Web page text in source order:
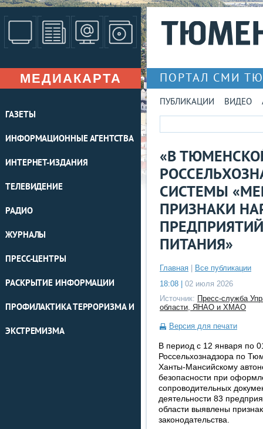
МЕДИАКАРТА
ГАЗЕТЫ
ИНФОРМАЦИОННЫЕ АГЕНТСТВА
ИНТЕРНЕТ-ИЗДАНИЯ
ТЕЛЕВИДЕНИЕ
РАДИО
ЖУРНАЛЫ
ПРЕСС-ЦЕНТРЫ
РАСКРЫТИЕ ИНФОРМАЦИИ
ПРОФИЛАКТИКА ТЕРРОРИЗМА И
ЭКСТРЕМИЗМА
ПОРТАЛ СМИ
ПУБЛИКАЦИИ ВИДЕО
«В
СИСТЕМЫ
ПРИЗНАКИ
ПИТАНИЯ»
Главная
Все публикации
18:08 |
02 июля 2026
Источник: Пресс-служба
области, ЯНАО и ХМАО
Версия для печати
В период с 12 января по
Россельхознадзора по
Ханты-Мансийскому
безопасности при
сопроводительных
деятельности 83
области выявлены
законодательства.